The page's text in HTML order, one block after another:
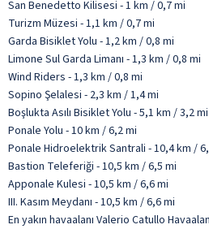
San Benedetto Kilisesi - 1 km / 0,7 mi
Turizm Müzesi - 1,1 km / 0,7 mi
Garda Bisiklet Yolu - 1,2 km / 0,8 mi
Limone Sul Garda Limanı - 1,3 km / 0,8 mi
Wind Riders - 1,3 km / 0,8 mi
Sopino Şelalesi - 2,3 km / 1,4 mi
Boşlukta Asılı Bisiklet Yolu - 5,1 km / 3,2 mi
Ponale Yolu - 10 km / 6,2 mi
Ponale Hidroelektrik Santrali - 10,4 km /
Bastion Teleferiği - 10,5 km / 6,5 mi
Apponale Kulesi - 10,5 km / 6,6 mi
III. Kasım Meydanı - 10,5 km / 6,6 mi
En yakın havaalanı Valerio Catullo